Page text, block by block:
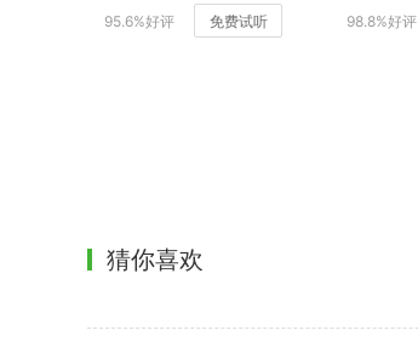
95.6%好评 免费试听 98.8%好评
猜你喜欢